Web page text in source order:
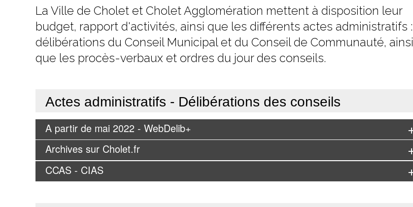
La Ville de Cholet et Cholet Agglomération mettent à disposition leur
budget, rapport d'activités, ainsi que les différents actes administratifs :
délibérations du Conseil Municipal et du Conseil de Communauté, ainsi
que les procès-verbaux et ordres du jour des conseils.
Actes administratifs - Délibérations des conseils
A partir de mai 2022 - WebDelib+
Archives sur Cholet.fr
CCAS - CIAS